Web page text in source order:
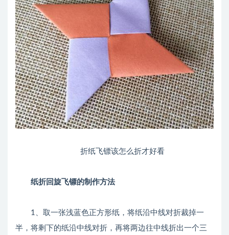
折纸飞镖该怎么折才好看
纸折回旋飞镖的制作方法
1、取一张浅蓝色正方形纸，将纸沿中线对折裁掉一
半，将剩下的纸沿中线对折，再将两边往中线折出一个三